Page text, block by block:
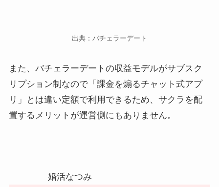
出典：バチェラーデート
また、バチェラーデートの収益モデルがサブスク
リプション制なので「課金を煽るチャット式アプ
リ」とは違い定額で利用できるため、サクラを配
置するメリットが運営側にもありません。
婚活なつみ